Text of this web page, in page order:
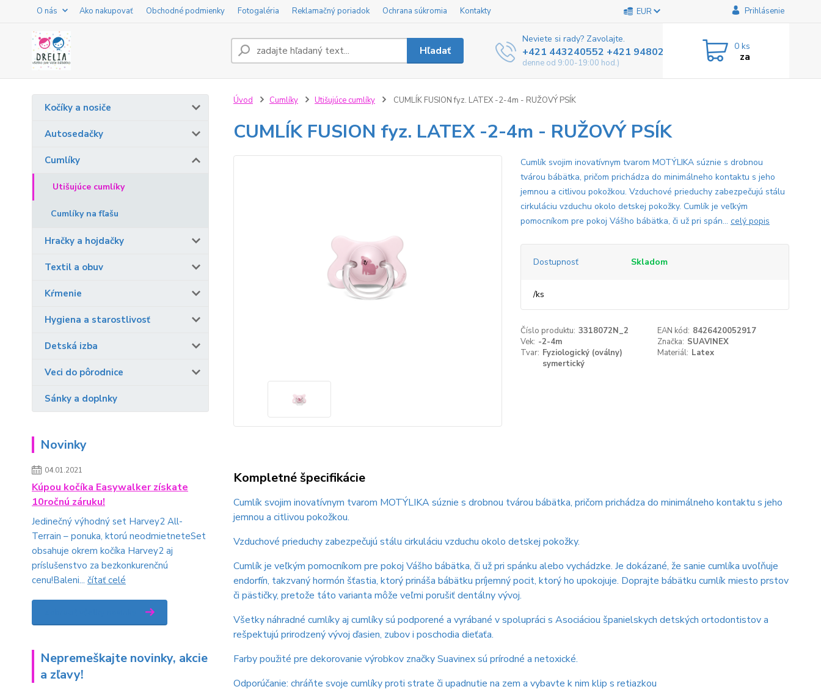
O nás Ako nakupovať Obchodné podmienky Fotogaléria Reklamačný poriadok Ochrana súkromia Kontakty EUR Prihlásenie
Hľadať
Neviete si rady? Zavolajte.
+421 443240552 +421 948025800
denne od 9:00-19:00 hod.)
0 ks
za
Kočíky a nosiče
Autosedačky
Cumlíky
Utišujúce cumlíky
Cumlíky na fľašu
Hračky a hojdačky
Textil a obuv
Kŕmenie
Hygiena a starostlivosť
Detská izba
Veci do pôrodnice
Sánky a doplnky
Novinky
04.01.2021
Kúpou kočíka Easywalker získate
10ročnú záruku!
Jedinečný výhodný set Harvey2 All-
Terrain – ponuka, ktorú neodmietneteSet
obsahuje okrem kočíka Harvey2 aj
príslušenstvo za bezkonkurenčnú
cenu!Baleni... čítať celé
Nepremeškajte novinky, akcie
a zľavy!
Úvod Cumlíky Utišujúce cumlíky CUMLÍK FUSION fyz. LATEX -2-4m - RUŽOVÝ PSÍK
CUMLÍK FUSION fyz. LATEX -2-4m - RUŽOVÝ PSÍK
Cumlík svojim inovatívnym tvarom MOTÝLIKA súznie s drobnou
tvárou bábätka, pričom prichádza do minimálneho kontaktu s jeho
jemnou a citlivou pokožkou. Vzduchové prieduchy zabezpečujú stálu
cirkuláciu vzduchu okolo detskej pokožky. Cumlík je veľkým
pomocníkom pre pokoj Vášho bábätka, či už pri spán... celý popis
Dostupnosť Skladom
/ks
Číslo produktu: 3318072N_2 EAN kód: 8426420052917
Vek: -2-4m Značka: SUAVINEX
Tvar: Fyziologický (oválny)
symertický
Materiál: Latex
Kompletné špecifikácie
Cumlík svojim inovatívnym tvarom MOTÝLIKA súznie s drobnou tvárou bábätka, pričom prichádza do minimálneho kontaktu s jeho
jemnou a citlivou pokožkou.
Vzduchové prieduchy zabezpečujú stálu cirkuláciu vzduchu okolo detskej pokožky.
Cumlík je veľkým pomocníkom pre pokoj Vášho bábätka, či už pri spánku alebo vychádzke. Je dokázané, že sanie cumlíka uvoľňuje
endorfín, takzvaný hormón šťastia, ktorý prináša bábätku príjemný pocit, ktorý ho upokojuje. Doprajte bábätku cumlík miesto prstov
či pästičky, pretože táto varianta môže veľmi porušiť dentálny vývoj.
Všetky náhradné cumlíky aj cumlíky sú podporené a vyrábané v spolupráci s Asociáciou španielskych detských ortodontistov a
rešpektujú prirodzený vývoj ďasien, zubov i poschodia dieťaťa.
Farby použité pre dekorovanie výrobkov značky Suavinex sú prírodné a netoxické.
Odporúčanie: chráňte svoje cumlíky proti strate či upadnutie na zem a vybavte k nim klip s retiazkou